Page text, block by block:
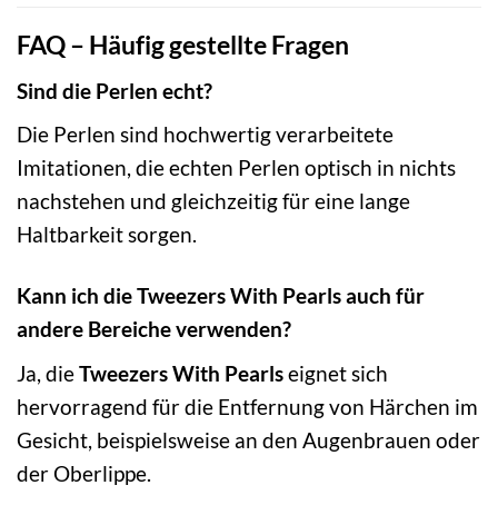
FAQ – Häufig gestellte Fragen
Sind die Perlen echt?
Die Perlen sind hochwertig verarbeitete
Imitationen, die echten Perlen optisch in nichts
nachstehen und gleichzeitig für eine lange
Haltbarkeit sorgen.
Kann ich die Tweezers With Pearls auch für
andere Bereiche verwenden?
Ja, dieTweezers With Pearlseignet sich
hervorragend für die Entfernung von Härchen im
Gesicht, beispielsweise an den Augenbrauen oder
der Oberlippe.